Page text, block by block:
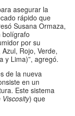
asegurar la
rápido que
Susana Ormaza,
por su
Rojo, Verde,
y Lima)”, agregó.
de la nueva
en un
Este sistema
Viscosity) que